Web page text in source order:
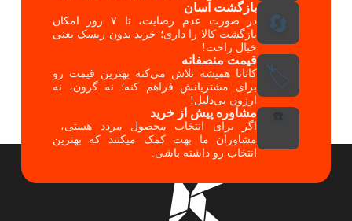
🔄
بازگشت آسان
در صورت عدم رضایت، تا ۷ روز امکان
بازگشت کالا را داری؛ خرید بدون ریسک یعنی
خیال راحت!
🏷️
قیمت منصفانه
کاتانا همیشه تلاش می‌کنه بهترین قیمت رو
برای مشتریانش فراهم کنه؛ نه گرون، نه
ارزون بی‌دلیل!
☎️ مشاوره پیش از خرید
اگر برای انتخاب محصول مردد هستی،
مشاوران ما بهت کمک میکنند که بهترین
انتخاب رو داشته باشی.